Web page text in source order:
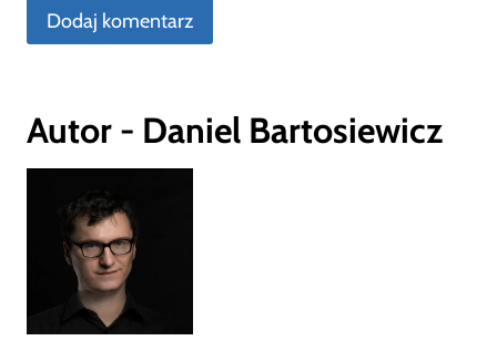
Autor - Daniel Bartosiewicz